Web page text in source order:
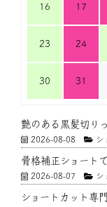
16 17
23 24
30 31
艶のある黒髪切り
2026-08-08 シ
骨格補正ショート
2026-08-07 シ
ショートカット専